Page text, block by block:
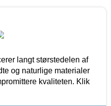
langt størstedelen af
og naturlige materialer
kvaliteten. Klik